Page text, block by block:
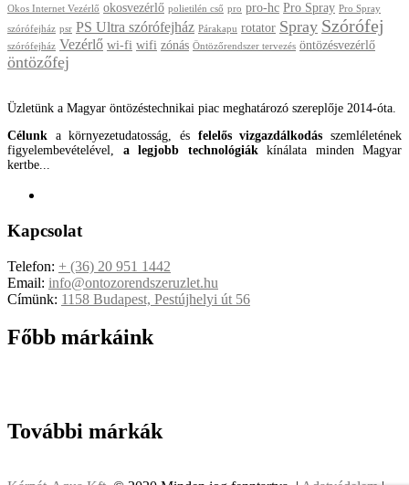
Okos Internet Vezérlő okosvezérlő polietilén cső pro pro-hc Pro Spray Pro Spray
szórófejház psr PS Ultra szórófejház Párakapu rotator Spray Szórófej
szórófejház Vezérlő wi-fi wifi zónás Öntözőrendszer tervezés öntözésvezérlő
öntözőfej
Üzletünk a Magyar öntözéstechnikai piac meghatározó szereplője 2014-óta.
Célunk a környezetudatosság, és felelős vizgazdálkodás szemléletének
figyelembevételével, a legjobb technológiákkínálata minden Magyar
kertbe...
Kapcsolat
Telefon: + (36) 20 951 1442
Email: info@ontozorendszeruzlet.hu
Címünk: 1158 Budapest, Pestújhelyi út 56
Főbb márkáink
További márkák